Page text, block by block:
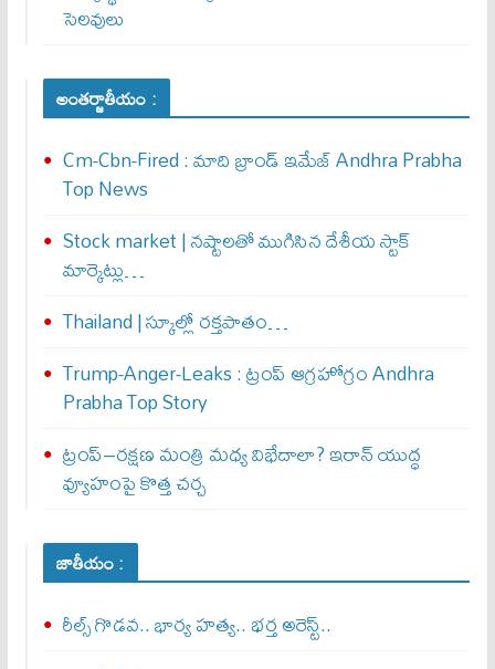
సెలవులు
అంతర్జాతీయం :
Cm-Cbn-Fired : మాది బ్రాండ్ ఇమేజ్ Andhra Prabha
Top News
Stock market | నష్టాలతో ముగిసిన దేశీయ స్టాక్
మార్కెట్లు…
Thailand | స్కూల్లో రక్తపాతం…
Trump-Anger-Leaks : ట్రంప్ ఆగ్ర‌హోగ్రం Andhra
Prabha Top Story
ట్రంప్–రక్షణ మంత్రి మధ్య విభేదాలా? ఇరాన్ యుద్ధ
వ్యూహంపై కొత్త చర్చ
జాతీయం :
రీల్స్ గొడవ.. భార్య హత్య.. భర్త అరెస్ట్..